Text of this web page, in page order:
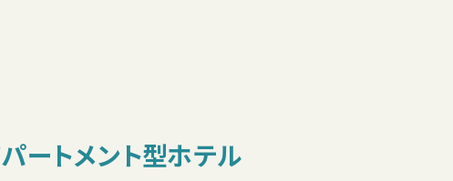
ートメント型ホテル